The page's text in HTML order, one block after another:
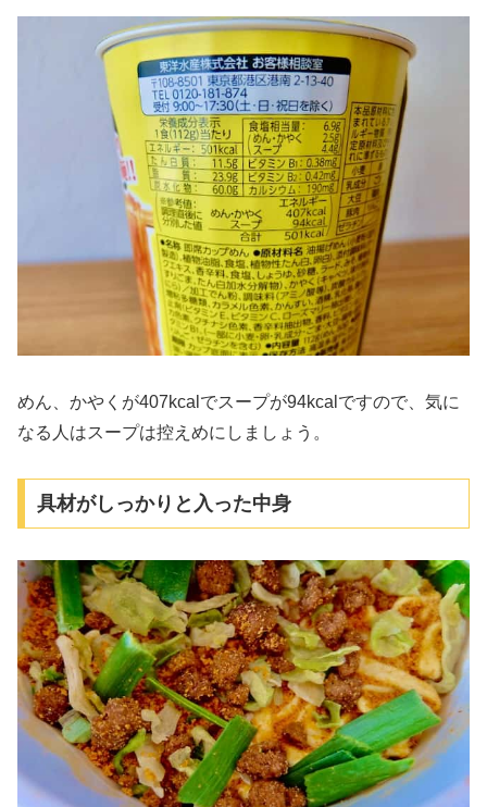
めん、かやくが407kcalでスープが94kcalですので、気に
なる人はスープは控えめにしましょう。
具材がしっかりと入った中身